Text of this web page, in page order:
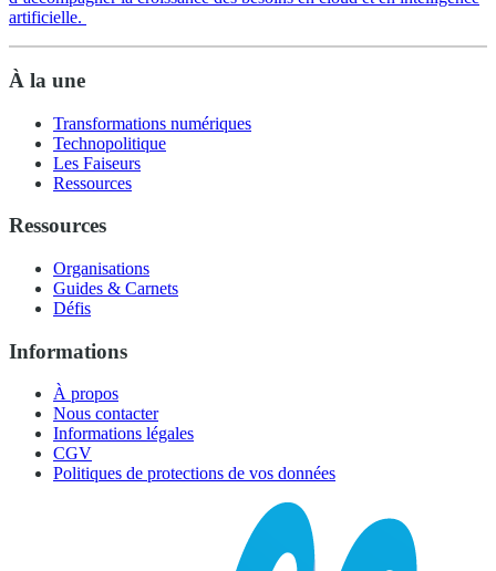
artificielle.
À la une
Transformations numériques
Technopolitique
Les Faiseurs
Ressources
Ressources
Organisations
Guides & Carnets
Défis
Informations
À propos
Nous contacter
Informations légales
CGV
Politiques de protections de vos données